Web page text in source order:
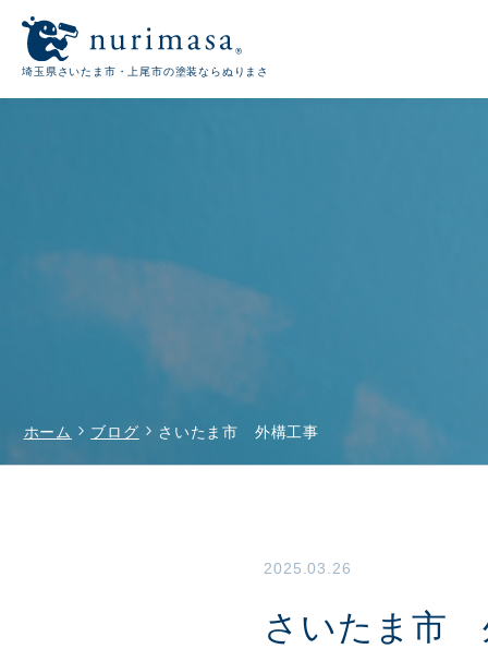
埼玉県さいたま市・上尾市の塗装ならぬりまさ
ホーム chevron_right ブログ chevron_right さいたま市 外構工事
2025.03.26
さいたま市